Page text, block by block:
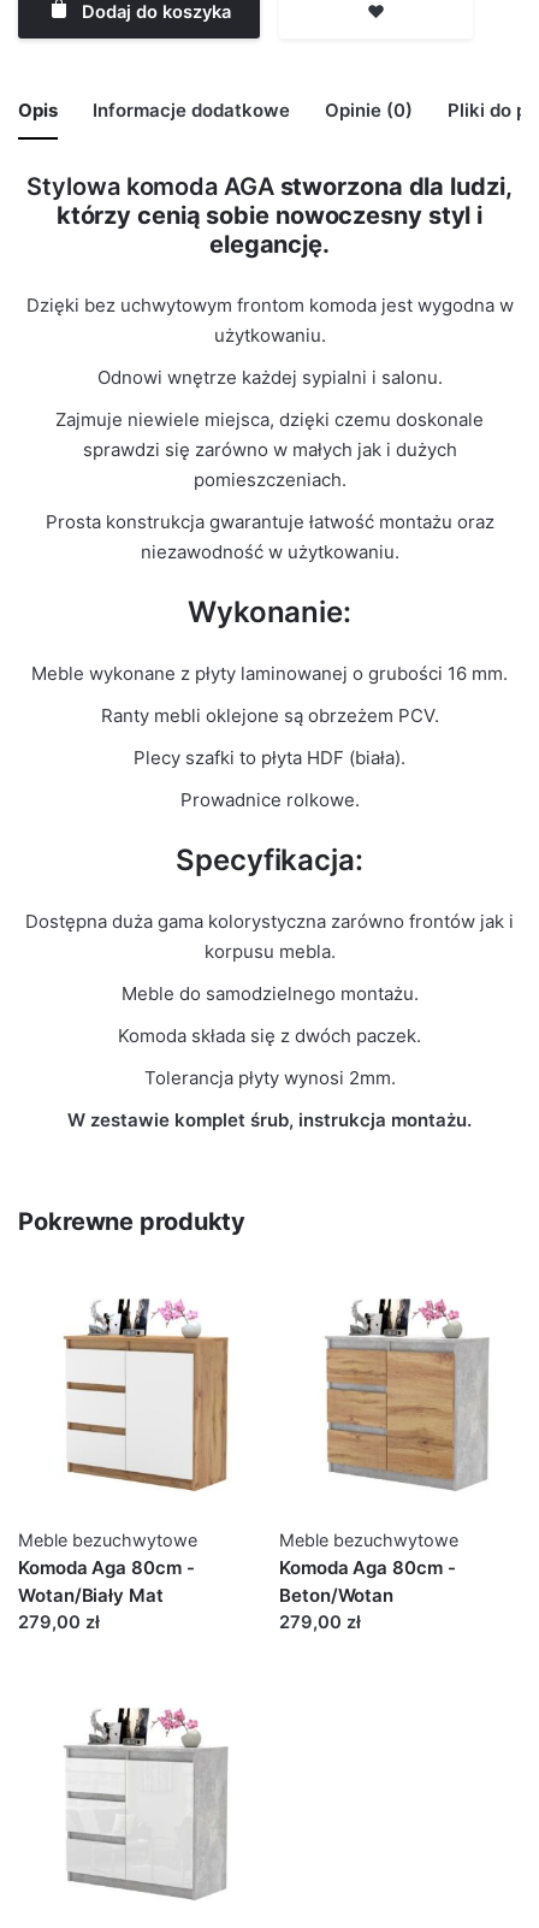
Dodaj do koszyka ❤️
Opis Informacje dodatkowe Opinie (0) Pliki do
Stylowa komoda AGAstworzona dla ludzi,
którzy cenią sobie nowoczesny styl i
elegancję.
Dzięki bez uchwytowym frontom komoda jest wygodna w
użytkowaniu.
Odnowi wnętrze każdej sypialni i salonu.
Zajmuje niewiele miejsca, dzięki czemu doskonale
sprawdzi się zarówno w małych jak i dużych
pomieszczeniach.
Prosta konstrukcja gwarantuje łatwość montażu oraz
niezawodność w użytkowaniu.
Wykonanie:
Meble wykonane z płyty laminowanej o grubości 16 mm.
Ranty mebli oklejone są obrzeżem PCV.
Plecy szafki to płyta HDF (biała).
Prowadnice rolkowe.
Specyfikacja:
Dostępna duża gama kolorystyczna zarówno frontów jak i
korpusu mebla.
Meble do samodzielnego montażu.
Komoda składa się z dwóch paczek.
Tolerancja płyty wynosi 2mm.
W zestawie komplet śrub, instrukcja montażu.
Waga 29 kg
Szary Mat
paczek
Rolkowe
🙁 Nie ma jeszcze opinii o tym produkcie..
Only logged in customers who have purchased this
Pokrewne produkty
Meble bezuchwytowe
Komoda Aga 80cm -
Wotan/Biały Mat
279,00 zł
Meble bezuchwytowe
Komoda Aga 80cm -
Beton/Wotan
279,00 zł